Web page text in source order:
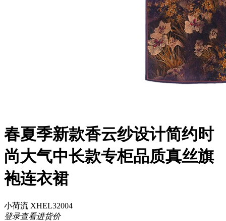
春夏季新款香云纱设计简约时
尚大气中长款专柜品质真丝旗
袍连衣裙
小荷流 XHEL32004
登录查看进货价